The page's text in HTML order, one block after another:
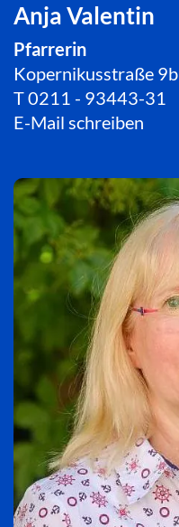
Anja Valentin
Pfarrerin
Kopernikusstraße 9b
T0211 - 93443-31
E-Mail schreiben